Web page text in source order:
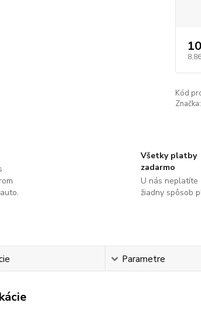
Kód
Značka:
Všetky platby
zadarmo
U nás neplatíte
žiadny spôsob
Parametre